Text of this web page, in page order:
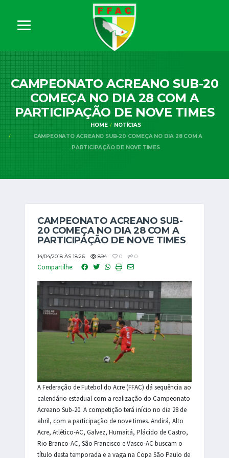
CAMPEONATO ACREANO SUB-20
COMEÇA NO DIA 28 COM A
PARTICIPAÇÃO DE NOVE TIMES
HOME
NOTÍCIAS
CAMPEONATO ACREANO SUB-20 COMEÇA NO DIA 28 COM A
PARTICIPAÇÃO DE NOVE TIMES
CAMPEONATO ACREANO SUB-
20 COMEÇA NO DIA 28 COM A
PARTICIPAÇÃO DE NOVE TIMES
14/04/2018 ÀS 18:26 894 0 0
Compartilhe:
A Federação de Futebol do Acre (FFAC) dá sequência ao
calendário estadual com a realização do Campeonato
Acreano Sub-20. A competição terá início no dia 28 de
abril, com a participação de nove times. Andirá, Alto
Acre, Atlético-AC, Galvez, Humaitá, Plácido de Castro,
Rio Branco-AC, São Francisco e Vasco-AC buscam o
título desta temporada e a vaga na Copa São Paulo de